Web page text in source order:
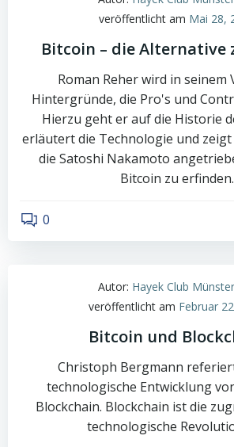
veröffentlicht am Mai 28,
Bitcoin – die Alternative
Roman Reher wird in seinem
Hintergründe, die Pro's und
Hierzu geht er auf die Historie
erläutert die Technologie und zeigt
die Satoshi Nakamoto
Bitcoin zu erfinden.
0
Autor: Hayek Club
veröffentlicht am Februar
Bitcoin und
Christoph Bergmann
technologische Entwicklung
Blockchain. Blockchain ist die
technologische